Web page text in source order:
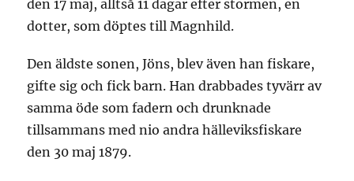
den 17 maj, alltså 11 dagar efter stormen, en
dotter, som döptes till Magnhild.
Den äldste sonen, Jöns, blev även han fiskare,
gifte sig och fick barn. Han drabbades tyvärr av
samma öde som fadern och drunknade
tillsammans med nio andra hälleviksfiskare
den 30 maj 1879.